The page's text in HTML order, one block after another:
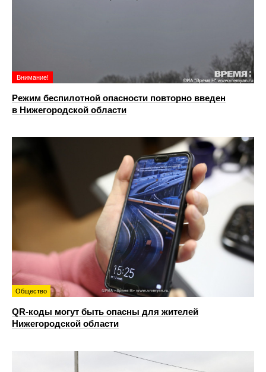
Внимание!
Режим беспилотной опасности повторно введен
в Нижегородской области
Общество
QR-коды могут быть опасны для жителей
Нижегородской области